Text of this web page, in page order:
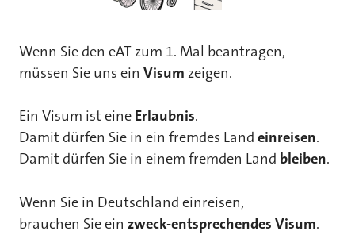
Wenn Sie den eAT zum 1. Mal beantragen,
müssen Sie uns ein Visum zeigen.
Ein Visum ist eine Erlaubnis.
Damit dürfen Sie in ein fremdes Land einreisen.
Damit dürfen Sie in einem fremden Land bleiben.
Wenn Sie in Deutschland einreisen,
brauchen Sie ein zweck-entsprechendes Visum.